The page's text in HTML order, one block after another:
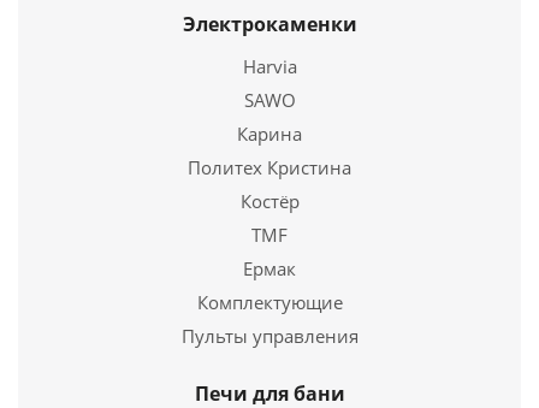
Подробнее
Купить в 1 клик
Электрокаменки
Harvia
SAWO
Карина
Политех Кристина
Костёр
TMF
Ермак
Комплектующие
Пульты управления
Печи для бани